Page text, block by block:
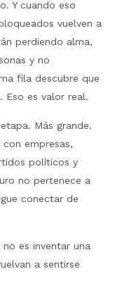
Y cuando eso
vuelven a
perdiendo alma,
y no
fila descubre que
Eso es valor real.
Más grande.
empresas,
políticos y
no pertenece a
conectar de
es inventar una
a sentirse